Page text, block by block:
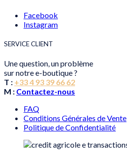
Facebook
Instagram
SERVICE CLIENT
Une question, un problème
sur notre e-boutique ?
T : +33 4 93 39 66 62
M : Contactez-nous
FAQ
Conditions Générales de Vente
Politique de Confidentialité